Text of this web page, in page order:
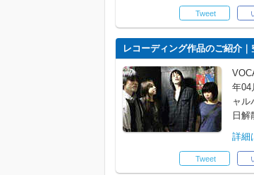
Tweet
レコーディング作品のご紹介｜
年04
ャル
日解
詳細
Tweet